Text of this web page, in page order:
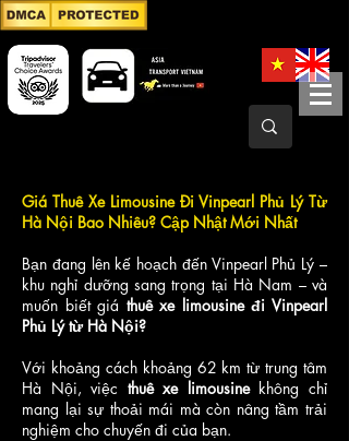
Giá Thuê Xe Limousine Đi Vinpearl Phủ Lý Từ
Hà Nội Bao Nhiêu? Cập Nhật Mới Nhất
Bạn đang lên kế hoạch đến Vinpearl Phủ Lý –
khu nghỉ dưỡng sang trọng tại Hà Nam – và
muốn biết giá thuê xe limousine đi Vinpearl
Phủ Lý từ Hà Nội?
Với khoảng cách khoảng 62 km từ trung tâm
Hà Nội, việc thuê xe limousinekhông chỉ
mang lại sự thoải mái mà còn nâng tầm trải
nghiệm cho chuyến đi của bạn.